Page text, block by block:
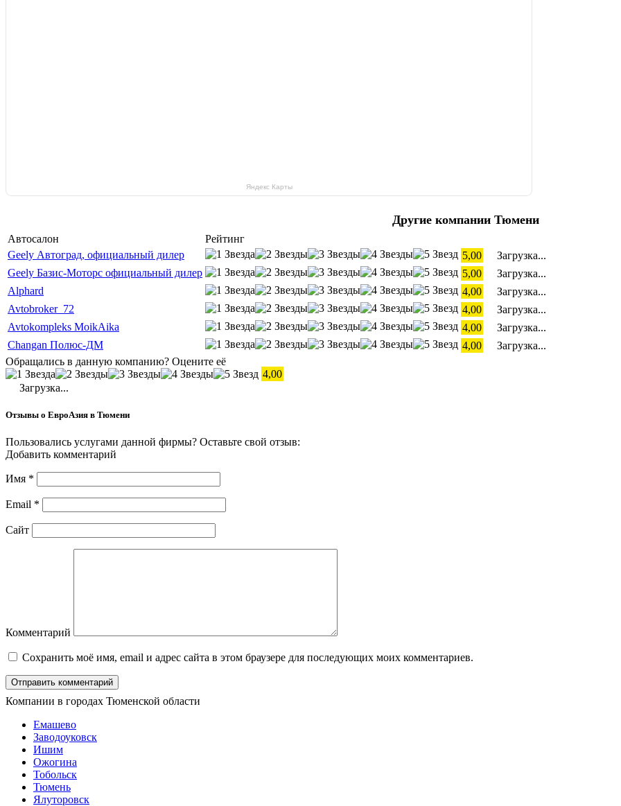
Яндекс Карты
Другие компании Тюмени
Автосалон
Рейтинг
Geely Автоград, официальный дилер
5,00
Загрузка...
Geely Базис-Моторс официальный дилер
5,00
Загрузка...
Alphard
4,00
Загрузка...
Avtobroker_72
4,00
Загрузка...
Avtokompleks MoikAika
4,00
Загрузка...
Changan Полюс-ДМ
4,00
Загрузка...
Обращались в данную компанию? Оцените её
4,00
Загрузка...
Отзывы о ЕвроАзия в Тюмени
Пользовались услугами данной фирмы? Оставьте свой отзыв:
Добавить комментарий
Имя *
Email *
Сайт
Комментарий
Сохранить моё имя, email и адрес сайта в этом браузере для последующих моих комментариев.
Компании в городах Тюменской области
Емашево
Заводоуковск
Ишим
Ожогина
Тобольск
Тюмень
Ялуторовск